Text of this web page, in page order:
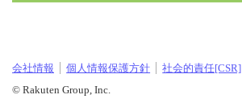
会社情報 個人情報保護方針 社会的責任[CSR]
© Rakuten Group, Inc.